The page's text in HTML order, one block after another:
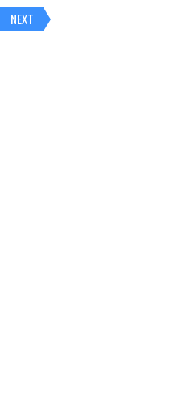
NEXT